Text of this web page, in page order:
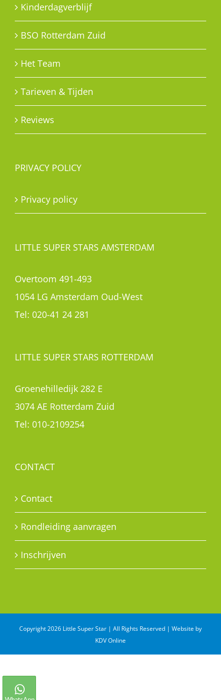
Kinderdagverblijf
BSO Rotterdam Zuid
Het Team
Tarieven & Tijden
Reviews
PRIVACY POLICY
Privacy policy
LITTLE SUPER STARS AMSTERDAM
Overtoom 491-493
1054 LG Amsterdam Oud-West
Tel: 020-41 24 281
LITTLE SUPER STARS ROTTERDAM
Groenehilledijk 282 E
3074 AE Rotterdam Zuid
Tel: 010-2109254
CONTACT
Contact
Rondleiding aanvragen
Inschrijven
Copyright 2026 Little Super Star | All Rights Reserved | Website by
KDV Online